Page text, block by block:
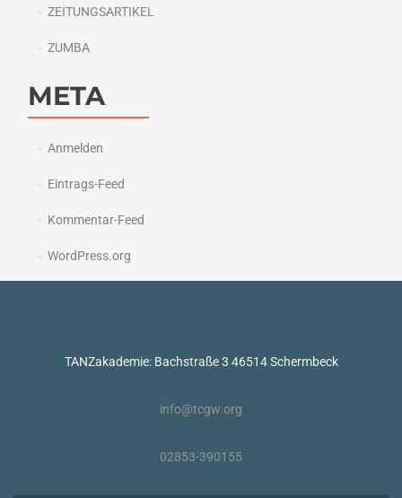
ZEITUNGSARTIKEL
ZUMBA
META
Anmelden
Eintrags-Feed
Kommentar-Feed
WordPress.org
TANZakademie: Bachstraße 3 46514 Schermbeck
info@tcgw.org
02853-390155